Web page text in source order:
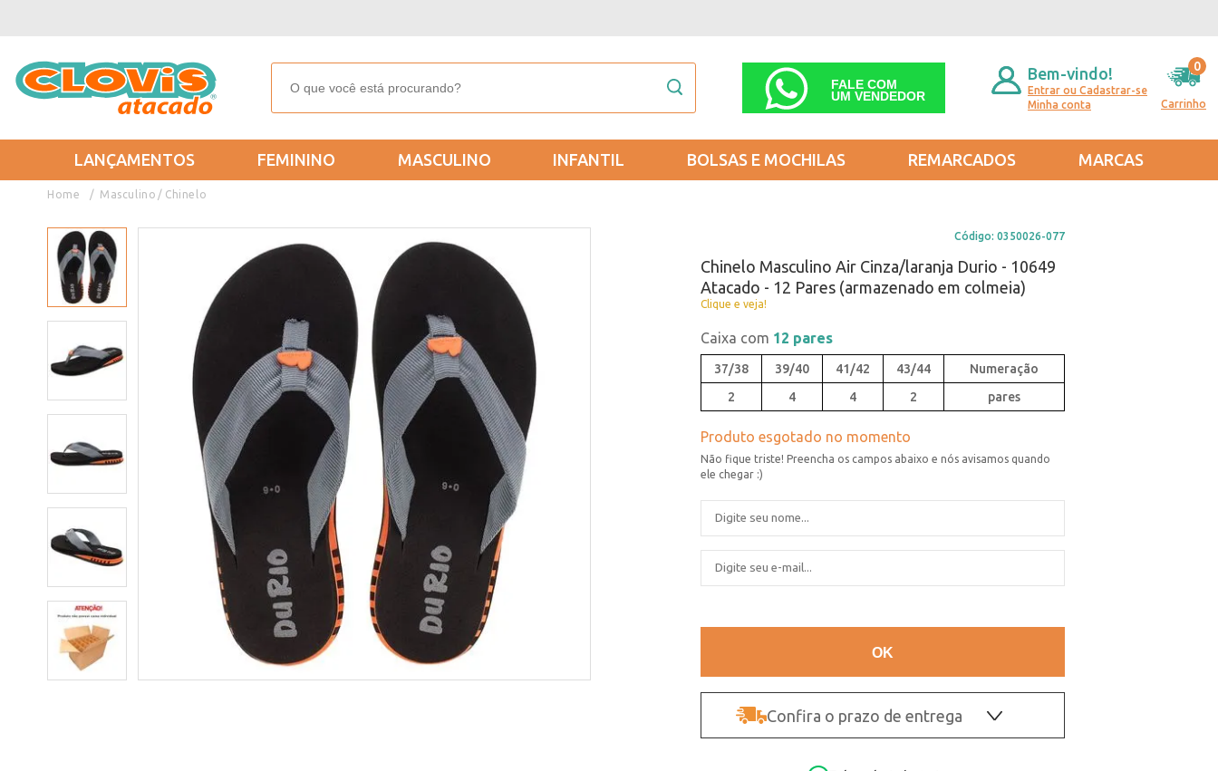
FALE COM
UM VENDEDOR
Bem-vindo!
Entrar ou Cadastrar-se
Minha conta
Carrinho
0
LANÇAMENTOS FEMININO MASCULINO INFANTIL BOLSAS E MOCHILAS REMARCADOS MARCAS
Masculino Chinelo
Código: 0350026-077
Chinelo Masculino Air Cinza/laranja Durio - 10649
Atacado - 12 Pares (armazenado em colmeia)
Clique e veja!
Caixa com 12 pares
37/38 39/40 41/42
43/44
2
4 4 2 pares
Confira o prazo de entrega